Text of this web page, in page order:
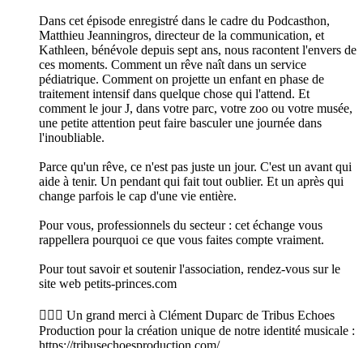
Dans cet épisode enregistré dans le cadre du Podcasthon,
Matthieu Jeanningros, directeur de la communication, et
Kathleen, bénévole depuis sept ans, nous racontent l'envers de
ces moments. Comment un rêve naît dans un service
pédiatrique. Comment on projette un enfant en phase de
traitement intensif dans quelque chose qui l'attend. Et
comment le jour J, dans votre parc, votre zoo ou votre musée,
une petite attention peut faire basculer une journée dans
l'inoubliable.
Parce qu'un rêve, ce n'est pas juste un jour. C'est un avant qui
aide à tenir. Un pendant qui fait tout oublier. Et un après qui
change parfois le cap d'une vie entière.
Pour vous, professionnels du secteur : cet échange vous
rappellera pourquoi ce que vous faites compte vraiment.
Pour tout savoir et soutenir l'association, rendez-vous sur le
site web petits-princes.com
🙋🏽‍♀️ Un grand merci à Clément Duparc de Tribus Echoes
Production pour la création unique de notre identité musicale :